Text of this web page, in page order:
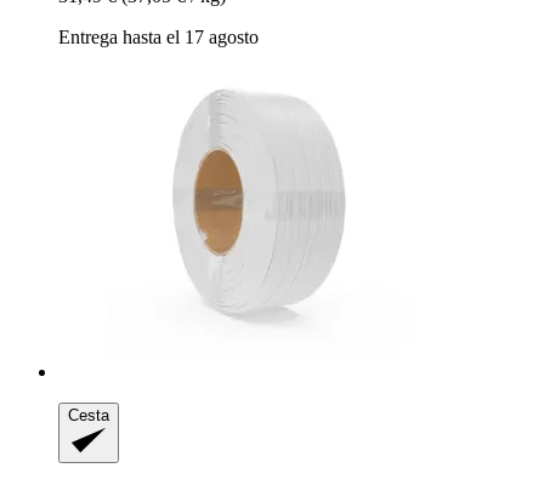
Entrega hasta el 17 agosto
Cesta